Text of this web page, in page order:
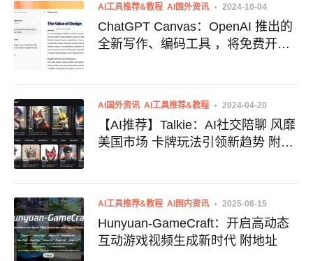
AI工具推荐&教程 AI国外资讯 2024-10-04
ChatGPT Canvas：OpenAI 推出的
全新写作、编码工具 ，将免费开
AI国外资讯 AI工具推荐&教程 2024-04-20
【AI推荐】Talkie：AI社交陪聊 风靡
美国市场 卡牌玩法引领新趋势 附官
AI工具推荐&教程 AI国内资讯 2025-08-15
Hunyuan-GameCraft：开启高动态
互动游戏视频生成新时代 附地址